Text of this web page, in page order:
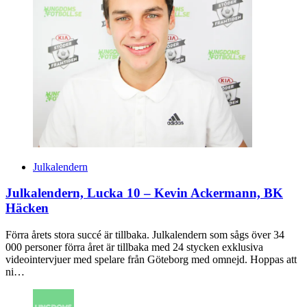
Julkalendern
Julkalendern, Lucka 10 – Kevin Ackermann, BK
Häcken
Förra årets stora succé är tillbaka. Julkalendern som sågs över 34
000 personer förra året är tillbaka med 24 stycken exklusiva
videointervjuer med spelare från Göteborg med omnejd. Hoppas att
ni…